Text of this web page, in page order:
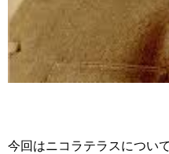
今回はニコラテラスについ